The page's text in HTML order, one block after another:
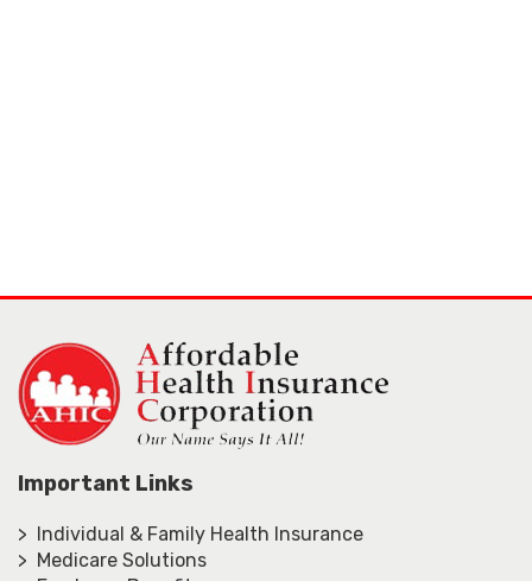
Important Links
> Individual & Family Health Insurance
> Medicare Solutions